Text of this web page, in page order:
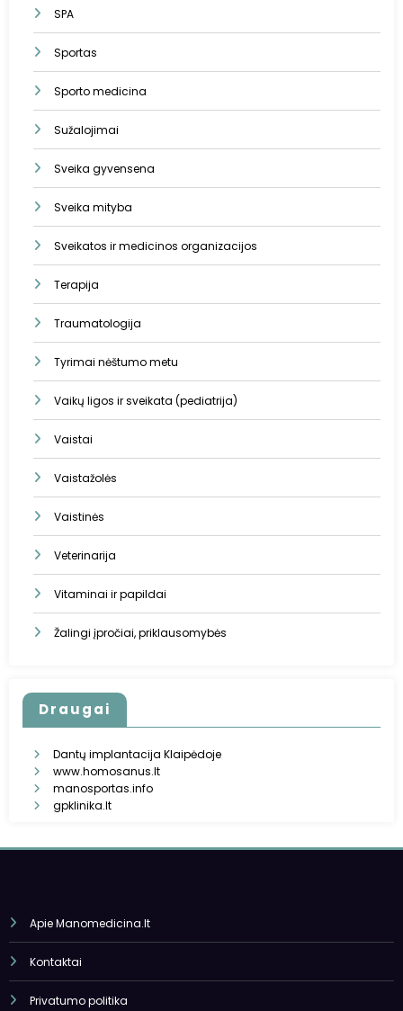
SPA
Sportas
Sporto medicina
Sužalojimai
Sveika gyvensena
Sveika mityba
Sveikatos ir medicinos organizacijos
Terapija
Traumatologija
Tyrimai nėštumo metu
Vaikų ligos ir sveikata (pediatrija)
Vaistai
Vaistažolės
Vaistinės
Veterinarija
Vitaminai ir papildai
Žalingi įpročiai, priklausomybės
Draugai
Dantų implantacija Klaipėdoje
www.homosanus.lt
manosportas.info
gpklinika.lt
Apie Manomedicina.lt
Kontaktai
Privatumo politika